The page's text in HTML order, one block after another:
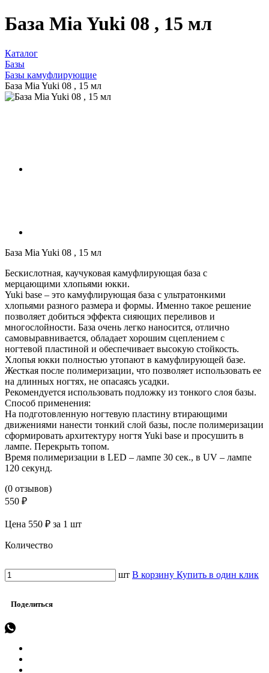
База Mia Yuki 08 , 15 мл
Каталог
Базы
Базы камуфлирующие
База Mia Yuki 08 , 15 мл
База Mia Yuki 08 , 15 мл
Бескислотная, каучуковая камуфлирующая база с
мерцающими хлопьями юкки.
Yuki base – это камуфлирующая база с ультратонкими
хлопьями разного размера и формы. Именно такое решение
позволяет добиться эффекта сияющих переливов и
многослойности. База очень легко наносится, отлично
самовыравнивается, обладает хорошим сцеплением с
ногтевой пластиной и обеспечивает высокую стойкость.
Хлопья юкки полностью утопают в камуфлирующей базе.
Жесткая после полимеризации, что позволяет использовать ее
на длинных ногтях, не опасаясь усадки.
Рекомендуется использовать подложку из тонкого слоя базы.
Способ применения:
На подготовленную ногтевую пластину втирающими
движениями нанести тонкий слой базы, после полимеризации
сформировать архитектуру ногтя Yuki base и просушить в
лампе. Перекрыть топом.
Время полимеризации в LED – лампе 30 сек., в UV – лампе
120 секунд.
(0 отзывов)
550 ₽
Цена 550 ₽ за 1 шт
Количество
шт В корзину Купить в один клик
Поделиться